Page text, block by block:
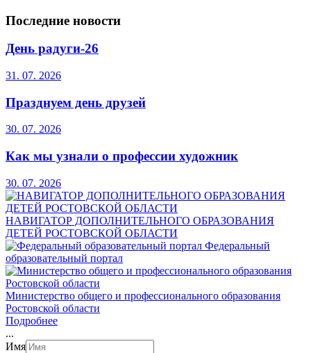
Последние новости
День радуги-26
31. 07. 2026
Празднуем день друзей
30. 07. 2026
Как мы узнали о профессии художник
30. 07. 2026
НАВИГАТОР ДОПОЛНИТЕЛЬНОГО ОБРАЗОВАНИЯ
ДЕТЕЙ РОСТОВСКОЙ ОБЛАСТИ
Федеральный
образовательный портал
Министерство общего и профессионального образования
Ростовской области
Подробнее
...
Имя